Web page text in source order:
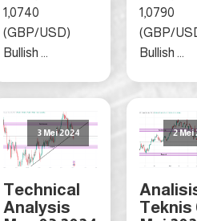
1,0740
(GBP/USD)
Bullish ...
1,0790
(GBP/
Bullish ...
3 Mei 2024
Technical
Analysis
2 Mei
Teknis